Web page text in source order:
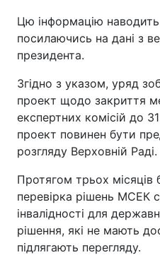
Цю інформацію наводить
посилаючись на дані з
президента.
Згідно з указом, уряд
проект щодо закриття
експертних комісій до
проект повинен бути
розгляду Верховній Раді.
Протягом трьох місяців
перевірка рішень МСЕК
інвалідності для
рішення, які не мають
підлягають перегляду.